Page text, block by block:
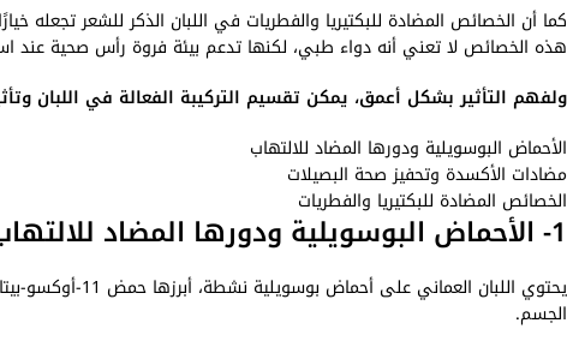
كما أن الخصائص المضادة للبكتيريا والفطريات في اللبان الذكر للشعر تجعله
هذه الخصائص لا تعني أنه دواء طبي، لكنها تدعم بيئة فروة رأس صحية عند
ولفهم التأثير بشكل أعمق، يمكن تقسيم التركيبة الفعالة في اللبان
الأحماض البوسويلية ودورها المضاد للالتهاب
مضادات الأكسدة وتحفيز صحة البصيلات
الخصائص المضادة للبكتيريا والفطريات
1- الأحماض البوسويلية ودورها المضاد للالتهاب
الجسم.